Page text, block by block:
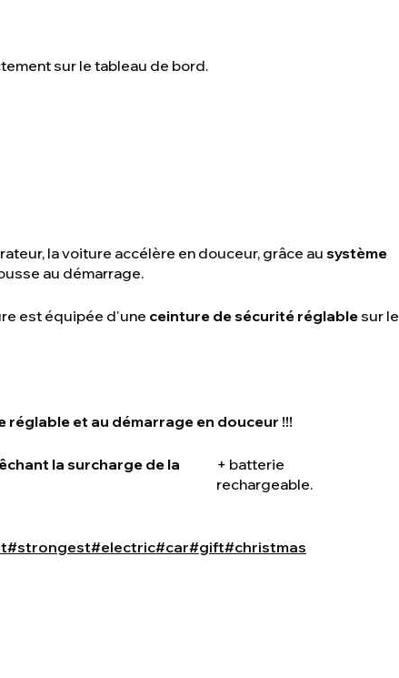
sur le tableau de bord.
la voiture accélère en douceur, grâce au système
au démarrage.
est équipée d'une ceinture de sécurité réglablesur le
et au démarrage en douceur !!!
la surcharge de la
+ batterie
rechargeable.
#strongest#electric#car#gift#christmas